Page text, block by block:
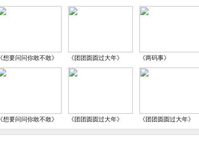
《想要问问你敢不敢》 《团团圆圆过大年》 《两码事》
《想要问问你敢不敢》 《团团圆圆过大年》 《团团圆圆过大年》